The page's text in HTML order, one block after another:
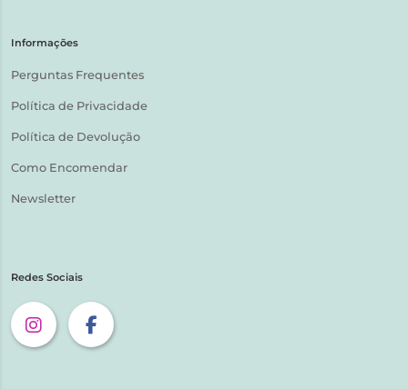
Informações
Perguntas Frequentes
Política de Privacidade
Política de Devolução
Como Encomendar
Newsletter
Redes Sociais